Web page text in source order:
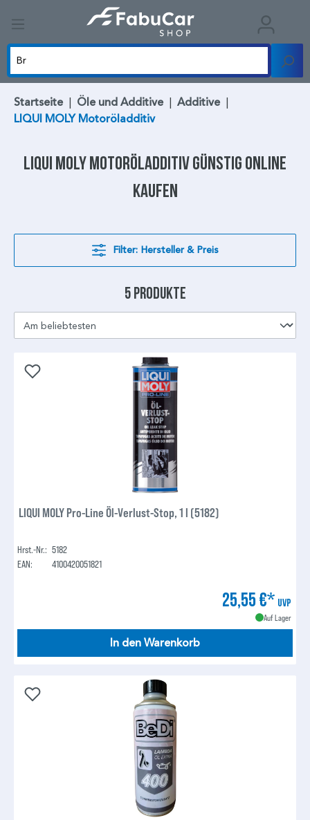
Startseite | Öle und Additive | Additive |
LIQUI MOLY Motoröladditiv
LIQUI MOLY Motoröladditivgünstig online
kaufen
Filter: Hersteller & Preis
5 Produkte
LIQUI MOLY Pro-Line Öl-Verlust-Stop, 1 l (5182)
Hrst.-Nr.: 5182
EAN:
4100420051821
25,55 €* UVP
Auf Lager
In den Warenkorb